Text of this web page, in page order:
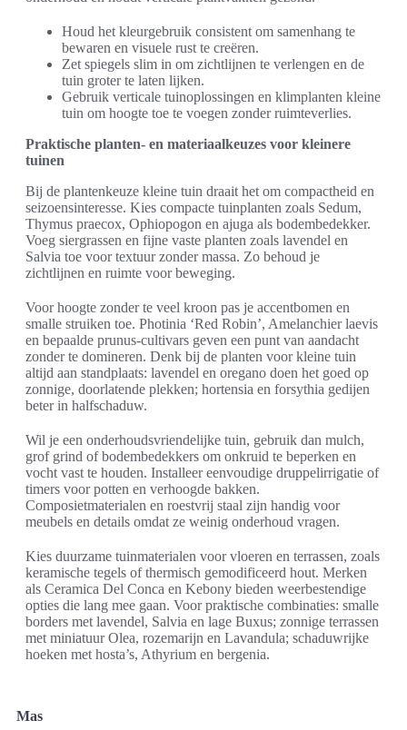
Houd het kleurgebruik consistent om samenhang te
bewaren en visuele rust te creëren.
Zet spiegels slim in om zichtlijnen te verlengen en de
tuin groter te laten lijken.
Gebruik verticale tuinoplossingen en klimplanten kleine
tuin om hoogte toe te voegen zonder ruimteverlies.
Praktische planten- en materiaalkeuzes voor kleinere
tuinen
Bij de plantenkeuze kleine tuin draait het om compactheid en
seizoensinteresse. Kies compacte tuinplanten zoals Sedum,
Thymus praecox, Ophiopogon en ajuga als bodembedekker.
Voeg siergrassen en fijne vaste planten zoals lavendel en
Salvia toe voor textuur zonder massa. Zo behoud je
zichtlijnen en ruimte voor beweging.
Voor hoogte zonder te veel kroon pas je accentbomen en
smalle struiken toe. Photinia ‘Red Robin’, Amelanchier laevis
en bepaalde prunus-cultivars geven een punt van aandacht
zonder te domineren. Denk bij de planten voor kleine tuin
altijd aan standplaats: lavendel en oregano doen het goed op
zonnige, doorlatende plekken; hortensia en forsythia gedijen
beter in halfschaduw.
Wil je een onderhoudsvriendelijke tuin, gebruik dan mulch,
grof grind of bodembedekkers om onkruid te beperken en
vocht vast te houden. Installeer eenvoudige druppelirrigatie of
timers voor potten en verhoogde bakken.
Composietmaterialen en roestvrij staal zijn handig voor
meubels en details omdat ze weinig onderhoud vragen.
Kies duurzame tuinmaterialen voor vloeren en terrassen, zoals
keramische tegels of thermisch gemodificeerd hout. Merken
als Ceramica Del Conca en Kebony bieden weerbestendige
opties die lang mee gaan. Voor praktische combinaties: smalle
borders met lavendel, Salvia en lage Buxus; zonnige terrassen
met miniatuur Olea, rozemarijn en Lavandula; schaduwrijke
hoeken met hosta’s, Athyrium en bergenia.
Mas